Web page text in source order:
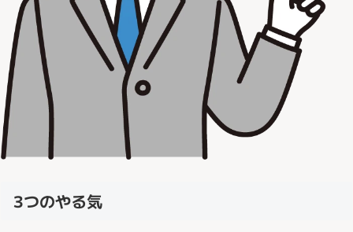
3つのやる気